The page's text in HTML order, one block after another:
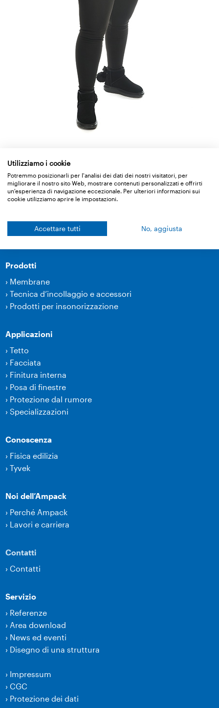
Mariana Wohlrab
Tel. : +39 0471 053 475
E-Mail :m.wohlrab@ampack.ch
Torna alla panoramica
Prodotti
› Membrane
›Tecnica d’incollaggio e accessori
› Prodotti per insonorizzazione
Applicazioni
›Tetto
› Facciata
› Finitura interna
› Posa di finestre
› Protezione dal rumore
›Specializzazioni
Conoscenza
› Fisica edilizia
›Tyvek
Noi dell’Ampack
› Perché Ampack
› Lavori e carriera
Contatti
›Contatti
Servizio
› Referenze
› Area download
› News ed eventi
› Disegno di una struttura
› Impressum
›CGC
› Protezione dei dati
Utilizziamo i cookie
Potremmo posizionarli per l'analisi dei dati dei nostri visitatori, per
migliorare il nostro sito Web, mostrare contenuti personalizzati e offrirti
un'esperienza di navigazione eccezionale. Per ulteriori informazioni sui
cookie utilizziamo aprire le impostazioni.
Accettare tutti No, aggiusta